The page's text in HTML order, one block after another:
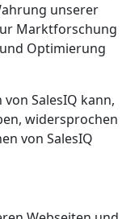
unserer
Marktforschung
Optimierung
SalesIQ kann,
widersprochen
von SalesIQ